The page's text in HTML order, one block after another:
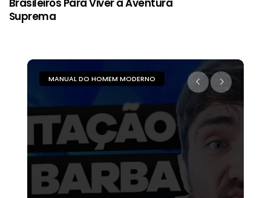
Suprema
MANUAL DO HOMEM MODERNO